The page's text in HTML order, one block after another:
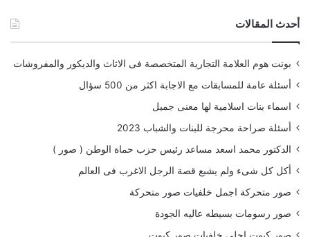
أحدث المقالات
بونت هوم العلامة التجارية المتخصصة فى الاثاث والديكور والمفروشات
أسئلة عامة للمسابقات مع الاجابة اكثر من 500 سؤال
اسماء بنات اسلامية لها معنى جميل
أسئلة صراحة محرجة للبنات والشباب 2023
الدكتور محمد اسعد مساعد رئيس حزب حماة الوطن ( صور )
أكل كل شىء ولم يشبع قصة الرجل الاغرب فى العالم
صور متحركة اجمل خلفيات صور متحركة
صور رسومات بسيطه عاليه الجودة